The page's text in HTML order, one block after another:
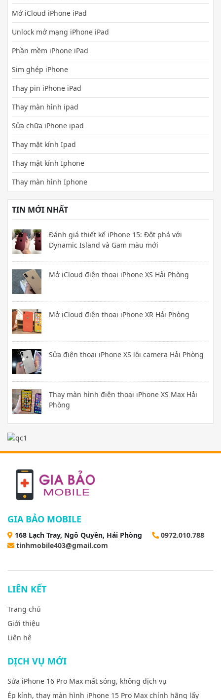
Mở iCloud iPhone iPad
Unlock mở mạng iPhone iPad
Phần mềm iPhone iPad
Sim ghép iPhone
Thay pin iPhone iPad
Thay màn hình ipad
Sửa chữa iPhone ipad
Thay mặt kính Ipad
Thay mặt kính Iphone
Thay màn hình Iphone
TIN MỚI NHẤT
Đánh giá thiết kế iPhone 15: Đột phá với
Dynamic Island và Gam màu mới
Mở iCloud điện thoại iPhone XS Hải Phòng
Mở iCloud điện thoại iPhone XR Hải Phòng
Sửa điện thoại iPhone XS lỗi camera Hải Phòng
Thay màn hình điện thoại iPhone XS Max Hải
Phòng
GIA BẢO MOBILE
168 Lạch Tray, Ngô Quyền, Hải Phòng
0972.010.788
tinhmobile403@gmail.com
LIÊN KẾT
Trang chủ
Giới thiệu
Liên hệ
DỊCH VỤ MỚI
Sửa iPhone 16 Pro Max mất sóng, không dịch vụ
Ép kính, thay màn hình iPhone 15 Pro Max chính hãng lấy